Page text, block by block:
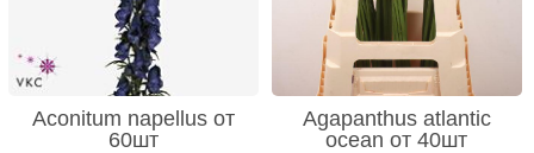
Aconitum napellus от
60шт
Agapanthus atlantic
ocean от 40шт